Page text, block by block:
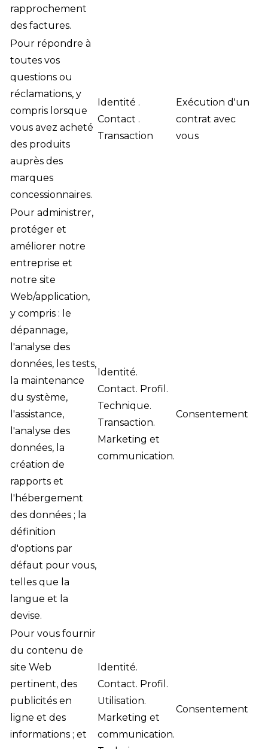
rapprochement
des factures.
Pour répondre à
toutes vos
questions ou
réclamations, y
compris lorsque
vous avez acheté
des produits
auprès des
marques
concessionnaires.
Identité .
Contact .
Transaction
Exécution d'un
contrat avec
vous
Pour administrer,
protéger et
améliorer notre
entreprise et
notre site
Web/application,
y compris : le
dépannage,
l'analyse des
données, les tests,
la maintenance
du système,
l'assistance,
l'analyse des
données, la
création de
rapports et
l'hébergement
des données ; la
définition
d'options par
défaut pour vous,
telles que la
langue et la
devise.
Identité.
Contact. Profil.
Technique.
Transaction.
Marketing et
communication.
Consentement
Pour vous fournir
du contenu de
site Web
pertinent, des
publicités en
ligne et des
informations ; et
Identité.
Contact. Profil.
Utilisation.
Marketing et
communication.
Consentement